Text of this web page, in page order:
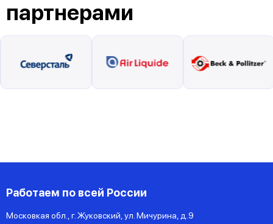
партнерами
Работаем по всей России
Московкая обл., г. Жуковский, ул. Мичурина, д.9